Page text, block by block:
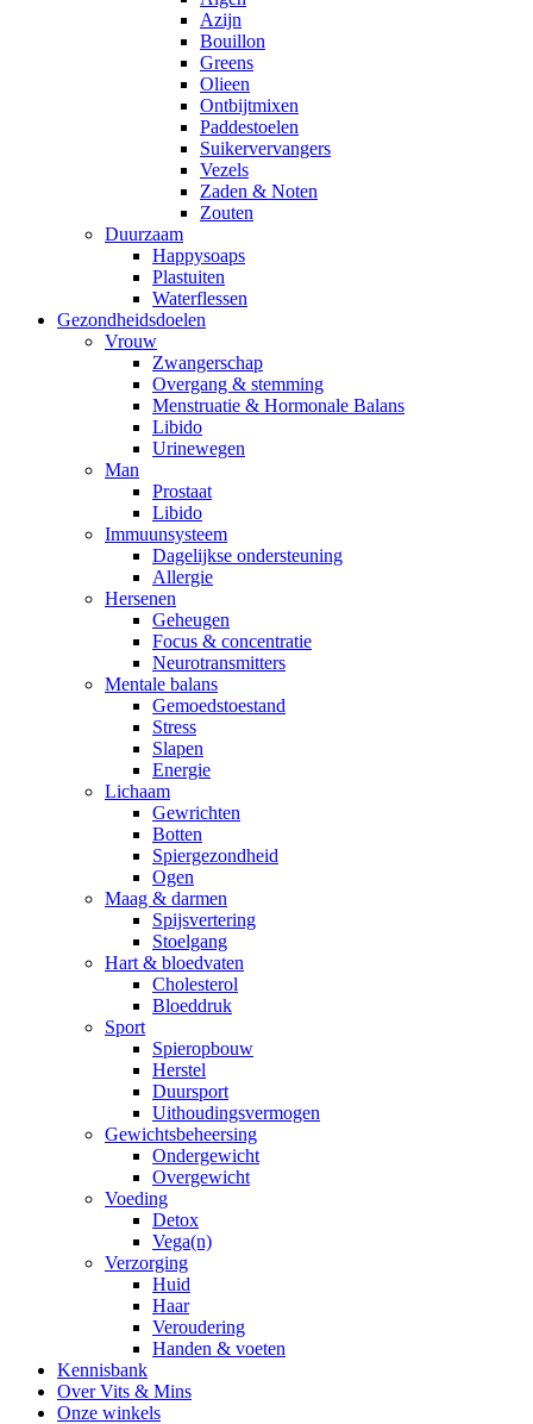
Azijn
Bouillon
Greens
Olieen
Ontbijtmixen
Paddestoelen
Suikervervangers
Vezels
Zaden & Noten
Zouten
Duurzaam
Happysoaps
Plastuiten
Waterflessen
Gezondheidsdoelen
Vrouw
Zwangerschap
Overgang & stemming
Menstruatie & Hormonale Balans
Libido
Urinewegen
Man
Prostaat
Libido
Immuunsysteem
Dagelijkse ondersteuning
Allergie
Hersenen
Geheugen
Focus & concentratie
Neurotransmitters
Mentale balans
Gemoedstoestand
Stress
Slapen
Energie
Lichaam
Gewrichten
Botten
Spiergezondheid
Ogen
Maag & darmen
Spijsvertering
Stoelgang
Hart & bloedvaten
Cholesterol
Bloeddruk
Sport
Spieropbouw
Herstel
Duursport
Uithoudingsvermogen
Gewichtsbeheersing
Ondergewicht
Overgewicht
Voeding
Detox
Vega(n)
Verzorging
Huid
Haar
Veroudering
Handen & voeten
Kennisbank
Over Vits & Mins
Onze winkels